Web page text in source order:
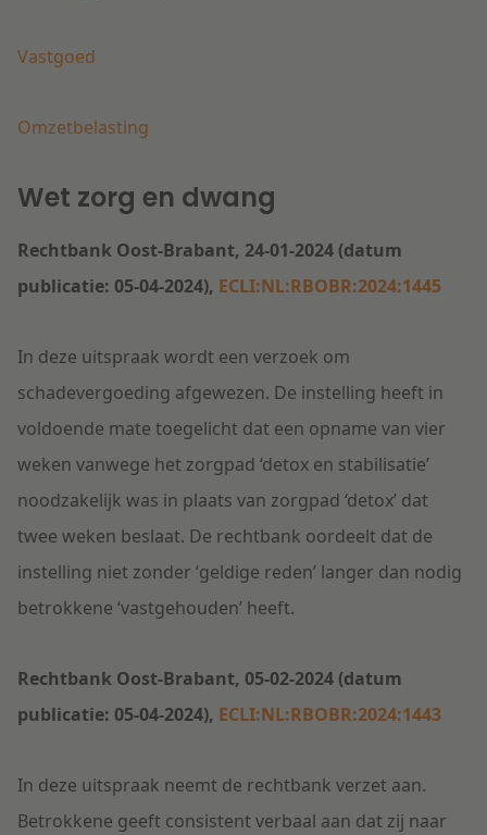
Vastgoed
Omzetbelasting
Wet zorg en dwang
Rechtbank Oost-Brabant, 24-01-2024 (datum
publicatie: 05-04-2024), ECLI:NL:RBOBR:2024:1445
In deze uitspraak wordt een verzoek om
schadevergoeding afgewezen. De instelling heeft in
voldoende mate toegelicht dat een opname van vier
weken vanwege het zorgpad ‘detox en stabilisatie’
noodzakelijk was in plaats van zorgpad ‘detox’ dat
twee weken beslaat. De rechtbank oordeelt dat de
instelling niet zonder ‘geldige reden’ langer dan nodig
betrokkene ‘vastgehouden’ heeft.
Rechtbank Oost-Brabant, 05-02-2024 (datum
publicatie: 05-04-2024), ECLI:NL:RBOBR:2024:1443
In deze uitspraak neemt de rechtbank verzet aan.
Betrokkene geeft consistent verbaal aan dat zij naar